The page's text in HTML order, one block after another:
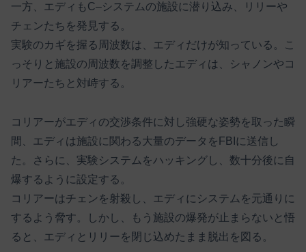
一方、エディもC–システムの施設に潜り込み、リリーや
チェンたちを発見する。
実験のカギを握る周波数は、エディだけが知っている。こ
っそりと施設の周波数を調整したエディは、シャノンやコ
リアーたちと対峙する。
コリアーがエディの交渉条件に対し強硬な姿勢を取った瞬
間、エディは施設に関わる大量のデータをFBIに送信し
た。さらに、実験システムをハッキングし、数十分後に自
爆するように設定する。
コリアーはチェンを射殺し、エディにシステムを元通りに
するよう脅す。しかし、もう施設の爆発が止まらないと悟
ると、エディとリリーを閉じ込めたまま脱出を図る。